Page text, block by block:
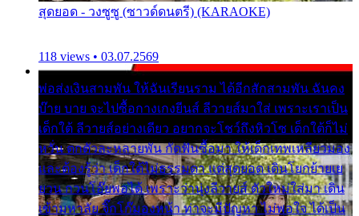
สุดยอด - วงซูซู (ซาวด์ดนตรี) (KARAOKE)
118 views • 03.07.2569
พ่อส่งเงินสามพัน ให้ฉันเรียนราม ได้อีกสักสามพัน ฉันคง
บ๊าย บาย จะไปซื้อกางเกงยีนส์ ลีวายส์มาใส่ เพราะเราเป็น
เด็กใต้ ลีวายส์อย่างเดียว อยากจะโชว์ถึงหิวโซ เด็กใต้ก็ไม่
หวั่น ตกตัวละหลายพัน กัดฟันซื้อมา ให้เด็กเทพเหลียวมอง
และต้องรู้ว่า เด็กใต้ไม่ธรรมดา แต่สุดยอด เดินโยกย้ายเย
ยวน กวนโอ๊ยพอได้ เพราะว่านุ่งลีวายส์ ตัวใหม่ใส่มา เดิน
เข้ามหาลัย จิ๊กโก๊มองหน้า ท่าจะมีปัญหา ไม่พอใจ ได้เป็น